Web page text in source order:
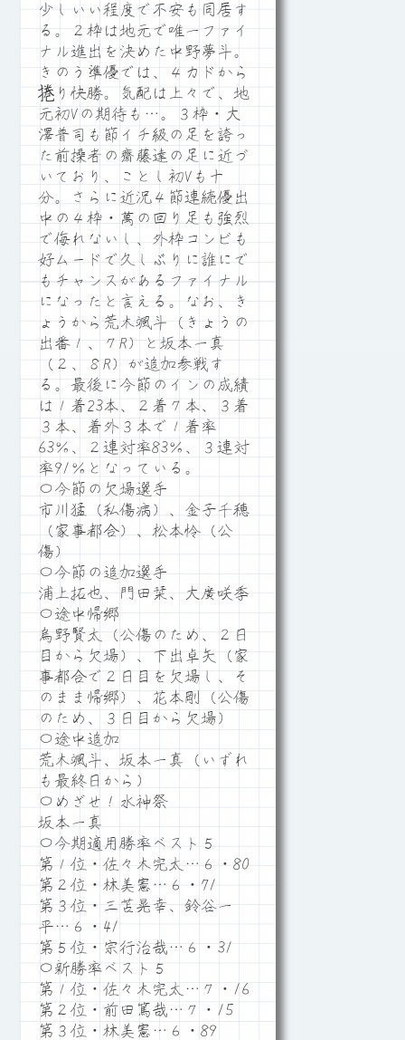
少しいい程度で不安も同居す
る。２枠は地元で唯一ファイ
ナル進出を決めた中野夢斗。
きのう準優では、４カドから
捲り快勝。気配は上々で、地
元初Vの期待も…。３枠・大
澤普司も節イチ級の足を誇っ
た前操者の齋藤達の足に近づ
いており、ことし初Vも十
分。さらに近況４節連続優出
中の４枠・萬の回り足も強烈
で侮れないし、外枠コンビも
好ムードで久しぶりに誰にで
もチャンスがあるファイナル
になったと言える。なお、き
ょうから荒木颯斗（きょうの
出番１、７R）と坂本一真
（２、８R）が追加参戦す
る。最後に今節のインの成績
は１着23本、２着７本、３着
３本、着外３本で１着率
63％、２連対率83％、３連対
率91％となっている。
〇今節の欠場選手
市川猛（私傷病）、金子千穂
（家事都合）、松本怜（公
傷）
〇今節の追加選手
浦上拓也、門田栞、大廣咲季
〇途中帰郷
烏野賢太（公傷のため、２日
目から欠場）、下出卓矢（家
事都合で２日目を欠場し、そ
のまま帰郷）、花本剛（公傷
のため、３日目から欠場）
〇途中追加
荒木颯斗、坂本一真（いずれ
も最終日から）
〇めざせ！水神祭
坂本一真
〇今期適用勝率ベスト５
第１位・佐々木完太…６・80
第２位・林美憲…６・71
第３位・三苫晃幸、鈴谷一
平…６・41
第５位・宗行治哉…６・31
〇新勝率ベスト５
第１位・佐々木完太…７・16
第２位・前田篤哉…７・15
第３位・林美憲…６・89